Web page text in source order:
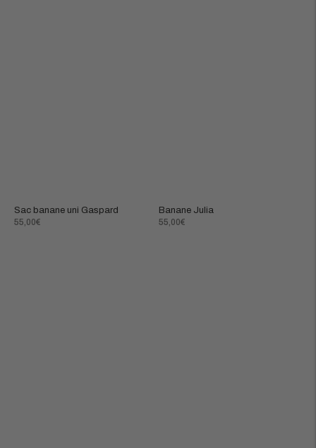
Sac banane uni Gaspard
Prix
55,00€
Banane Julia
Prix
55,00€